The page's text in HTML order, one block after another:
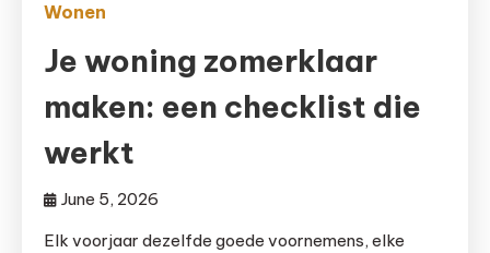
Wonen
Je woning zomerklaar
maken: een checklist die
werkt
June 5, 2026
Elk voorjaar dezelfde goede voornemens, elke